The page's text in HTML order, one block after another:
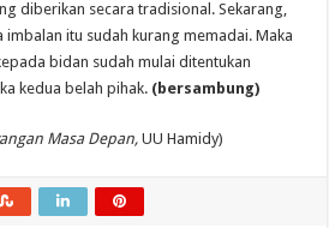
diberikan secara tradisional. Sekarang,
imbalan itu sudah kurang memadai. Maka
bidan sudah mulai ditentukan
kedua belah pihak. (bersambung)
Masa Depan,UU Hamidy)